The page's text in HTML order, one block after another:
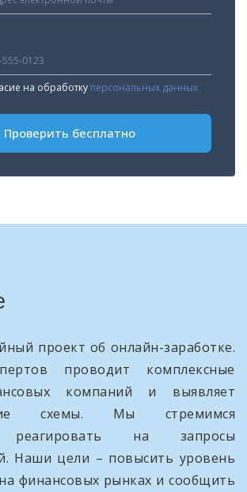
на обработку персональных данных
Проверить бесплатно
проект об онлайн-заработке.
проводит комплексные
компаний и выявляет
схемы. Мы стремимся
реагировать на запросы
Наши цели – повысить уровень
финансовых рынках и сообщить